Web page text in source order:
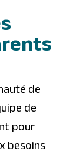
de
de
pour
besoins